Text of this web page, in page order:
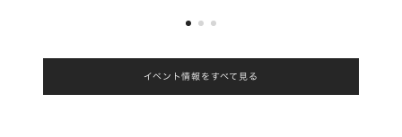
イベント情報をすべて見る